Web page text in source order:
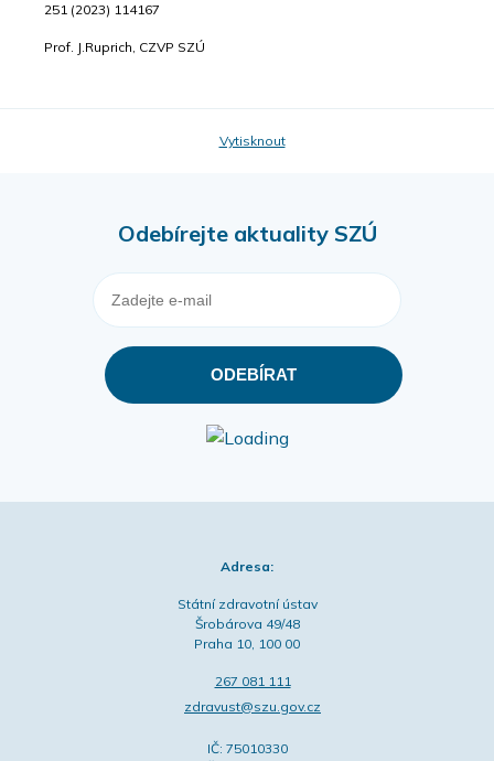
251 (2023) 114167
Prof. J.Ruprich, CZVP SZÚ
Vytisknout
Odebírejte aktuality SZÚ
Adresa:
Státní zdravotní ústav
Šrobárova 49/48
Praha 10, 100 00
267 081 111
zdravust@szu.gov.cz
IČ: 75010330